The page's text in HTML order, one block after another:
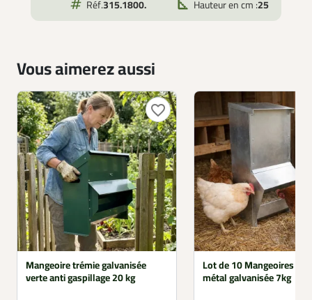
Réf.315.1800. Hauteur en cm :25
Vous aimerez aussi
favorite_border
Mangeoire trémie galvanisée
verte anti gaspillage 20 kg
Lot de 10 Mangeoires à
métal galvanisée 7kg